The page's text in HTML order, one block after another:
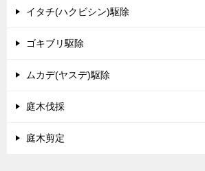
イタチ(ハクビシン)駆除
ゴキブリ駆除
ムカデ(ヤスデ)駆除
庭木伐採
庭木剪定